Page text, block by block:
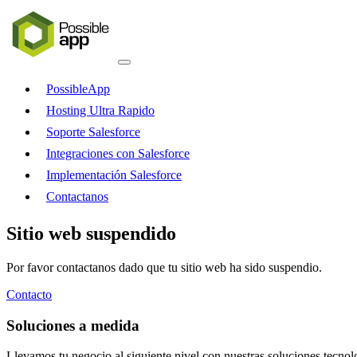
PossibleApp
Hosting Ultra Rapido
Soporte Salesforce
Integraciones con Salesforce
Implementación Salesforce
Contactanos
Sitio web suspendido
Por favor contactanos dado que tu sitio web ha sido suspendio.
Contacto
Soluciones a medida